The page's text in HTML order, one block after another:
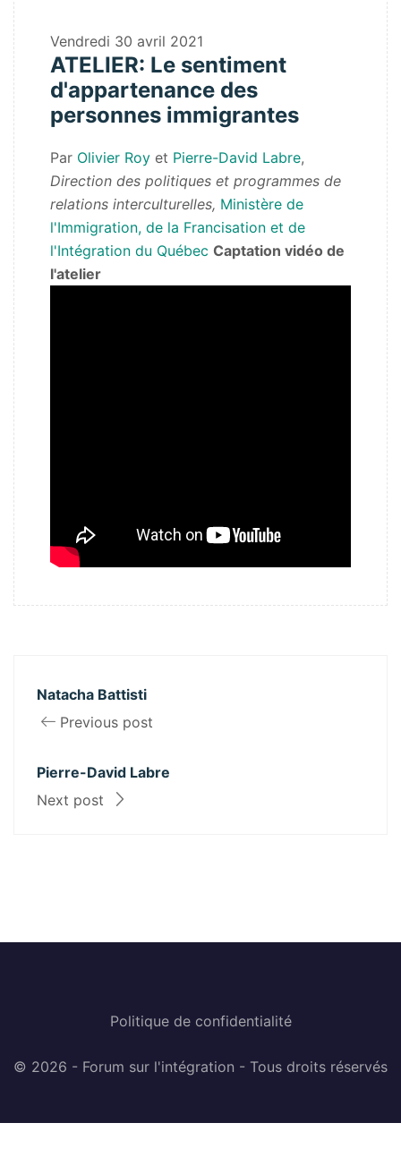
Vendredi 30 avril 2021
ATELIER: Le sentiment
d'appartenance des
personnes immigrantes
Par Olivier Roy et Pierre-David Labre,
Direction des politiques et programmes de
relations interculturelles, Ministère de
l'Immigration, de la Francisation et de
l'Intégration du Québec Captation vidéo de
l'atelier
Natacha Battisti
Previous post
Pierre-David Labre
Next post
Politique de confidentialité
© 2026 - Forum sur l'intégration - Tous droits réservés